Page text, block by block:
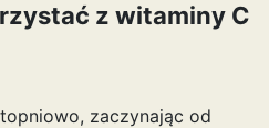
z witaminy C
zaczynając od